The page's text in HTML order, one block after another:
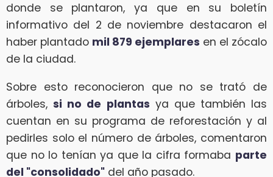
donde se plantaron, ya que en su boletín
informativo del 2 de noviembre destacaron el
haber plantado mil 879 ejemplares en el zócalo
de la ciudad.
Sobre esto reconocieron que no se trató de
árboles,si no de plantas ya que también las
cuentan en su programa de reforestación y al
pedirles solo el número de árboles, comentaron
que no lo tenían ya que la cifra formaba parte
del "consolidado" del año pasado.